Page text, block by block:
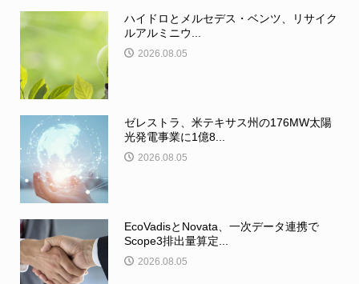
ハイドロとメルセデス・ベンツ、リサイク
ルアルミニウ...
2026.08.05
ゼレストラ、米テキサス州の176MW太陽
光発電事業に1億8...
2026.08.05
EcoVadisとNovata、一次データ連携で
Scope3排出量算定...
2026.08.05